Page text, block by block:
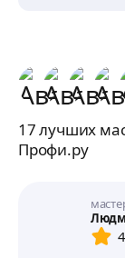
17 лучших
Профи.ру